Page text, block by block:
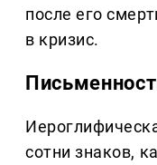
после его
в кризис.
сотни знаков,